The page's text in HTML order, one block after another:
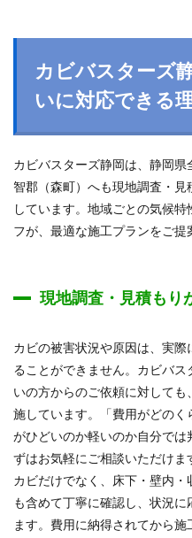
カビバスターズ
いに対応できる
カビバスターズ静岡は、静岡
智郡（森町）へも現地調査・
しています。地域ごとの気候
フが、最適な施工プランをご提
現地調査・見積もり
カビの被害状況や原因は、実
ることができません。カビバ
いの方からのご依頼に対して
施しています。「費用がどの
がひどいのか軽いのか自分では
ずはお気軽にご相談いただけ
カビだけでなく、床下・壁内
も含めて丁寧に確認し、状況
ます。費用に納得されてから